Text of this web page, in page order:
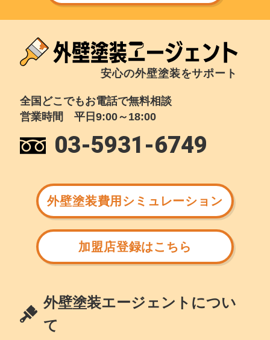
安心の外壁塗装をサポート
全国どこでもお電話で無料相談
営業時間 平日9:00～18:00
03-5931-6749
外壁塗装費用シミュレーション
加盟店登録はこちら
外壁塗装エージェントについ
て